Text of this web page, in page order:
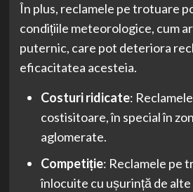
În plus, reclamele pe trotuare
condițiile meteorologice, cum
puternic, care pot deteriora
eficacitatea acesteia.
Costuri ridicate:
costisitoare, în special în
aglomerate.
Competiție: Reclamele pe
înlocuite cu ușurință de